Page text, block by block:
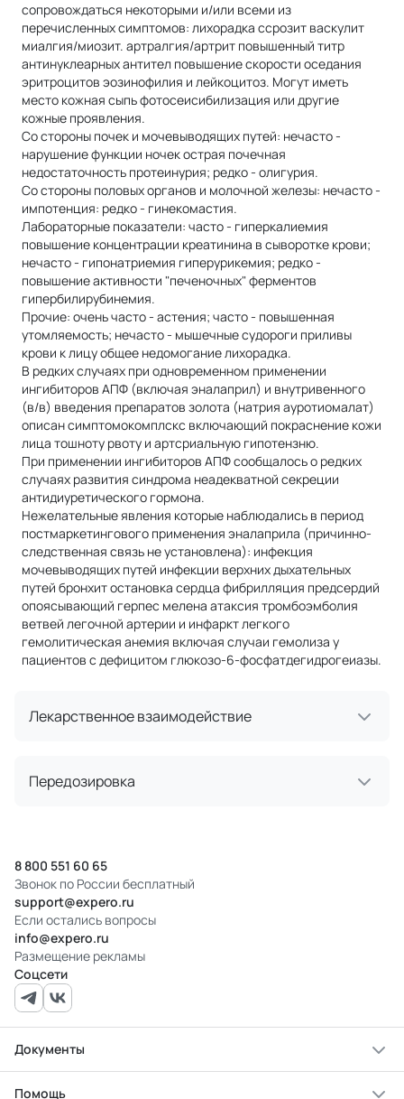
сопровождаться некоторыми и/или всеми из
перечисленных симптомов: лихорадка ссрозит васкулит
миалгия/миозит. артралгия/артрит повышенный титр
антинуклеарных антител повышение скорости оседания
эритроцитов эозинофилия и лейкоцитоз. Могут иметь
место кожная сыпь фотосеисибилизация или другие
кожные проявления.
Со стороны почек и мочевыводящих путей: нечасто -
нарушение функции ночек острая почечная
недостаточность протеинурия; редко - олигурия.
Со стороны половых органов и молочной железы: нечасто -
импотенция: редко - гинекомастия.
Лабораторные показатели: часто - гиперкалиемия
повышение концентрации креатинина в сыворотке крови;
нечасто - гипонатриемия гиперурикемия; редко -
повышение активности "печеночных" ферментов
гипербилирубинемия.
Прочие: очень часто - астения; часто - повышенная
утомляемость; нечасто - мышечные судороги приливы
крови к лицу общее недомогание лихорадка.
В редких случаях при одновременном применении
ингибиторов АПФ (включая эналаприл) и внутривенного
(в/в) введения препаратов золота (натрия ауротиомалат)
описан симптомокомплскс включающий покраснение кожи
лица тошноту рвоту и артсриальную гипотензню.
При применении ингибиторов АПФ сообщалось о редких
случаях развития синдрома неадекватной секреции
антидиуретического гормона.
Нежелательные явления которые наблюдались в период
постмаркетингового применения эналаприла (причинно-
следственная связь не установлена): инфекция
мочевыводящих путей инфекции верхних дыхательных
путей бронхит остановка сердца фибрилляция предсердий
опоясывающий герпес мелена атаксия тромбоэмболия
ветвей легочной артерии и инфаркт легкого
гемолитическая анемия включая случаи гемолиза у
пациентов с дефицитом глюкозо-6-фосфатдегидрогеиазы.
Лекарственное взаимодействие
Передозировка
8 800 551 60 65
Звонок по России бесплатный
support@expero.ru
Если остались вопросы
info@expero.ru
Размещение рекламы
Соцсети
Документы
Помощь